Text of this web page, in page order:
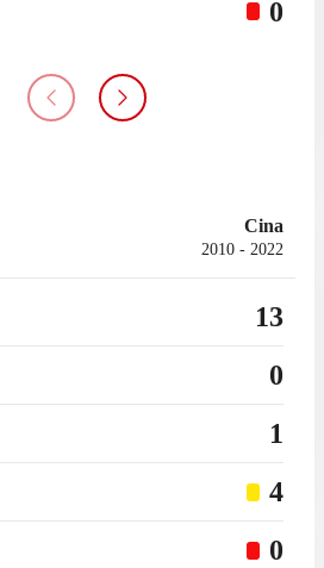
0
Cina
2010 - 2022
13
0
1
4
0